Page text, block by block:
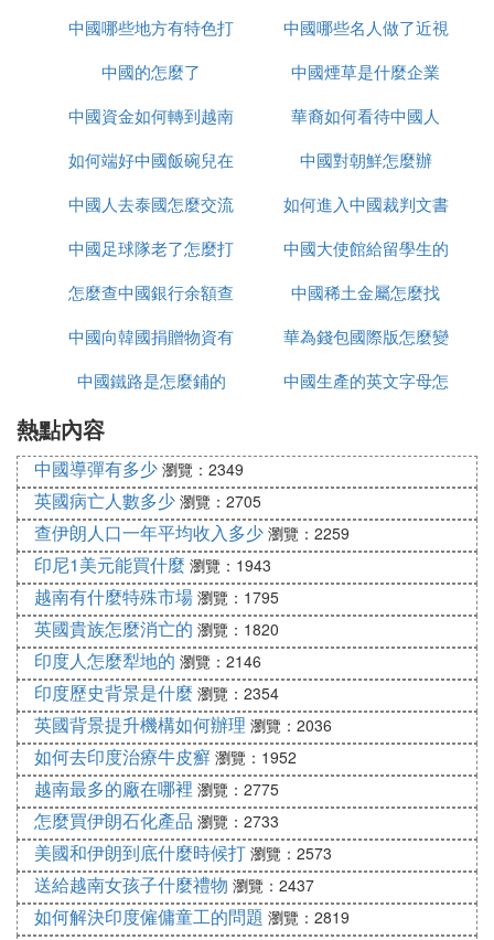
在以往的研究之中顯示，乙肝在1957-1989年這一段
時間之中，我們中國的乙肝感染幾率達到了史無前例
的14%；即使是在乙肝疫苗普及的今天。
前尚無辦法進行根治，演變出來的慢性肝炎或許就會
極大的提升肝癌的這一發病幾率，嚴重的影響我國人
陰霾。
我們的國家投入了無數的金錢與人力試圖進行挽救，
但是那些已經感染了乙肝的患者，我們也真的是無能
但是在經過這么多年的努力，已經從紅色（>8%）下
降到了6%左右，然而我們國家仍然是有著世界上面
以至於我們每一個中國人提及「大三陽」和「小三
陽」都惶恐不已，人們對於疾病的相關認知，總是更
多的傾向於「治療」。
但是「上醫治未病」，爛凳在醫學的領域，預防永遠
是性價比最高的一個辦法，希望所有的人永遠都記住
我們中國的這個「乙肝大國」的帽子。
時刻的提醒自己對於疾病預防的重要性，那些叫囂著
不打疫苗的人，或者是因為疫苗事件而不去打疫苗的
人，這不是蠢就是壞。
當然還有葯源性的肝損傷（ Drug-inced liver injury, D
ILI），其實葯源性的肝損傷在世界范圍之內並不是一
個比較罕見的疾病。其本身本來就是西葯導致的主要
副作用之一，同時也是大部分現代葯物臨床試驗失敗
的一個原因。
但是中葯所導致的肝損傷也算得上是我們中國獨有的
疾病了。最為重要的是，它的危害被人們遠遠的低估
了。
的
中國哪些地方有特色打
鼓
中國哪些名人做了近視
手術
中國的怎麼了
中國煙草是什麼企業
中國資金如何轉到越南
炒股
華裔如何看待中國人
如何端好中國飯碗兒在
線播放
中國對朝鮮怎麼辦
中國人去泰國怎麼交流
如何進入中國裁判文書
網官網
中國足球隊老了怎麼打
亞洲杯
中國大使館給留學生的
健康包有什麼
怎麼查中國銀行余額查
詢
中國稀土金屬怎麼找
中國向韓國捐贈物資有
哪些
華為錢包國際版怎麼變
為中國版
中國鐵路是怎麼鋪的
中國生產的英文字母怎
熱點內容
中國導彈有多少 瀏覽：2349
英國病亡人數多少 瀏覽：2705
查伊朗人口一年平均收入多少 瀏覽：2259
印尼1美元能買什麼 瀏覽：1943
越南有什麼特殊市場 瀏覽：1795
英國貴族怎麼消亡的 瀏覽：1820
印度人怎麼犁地的 瀏覽：2146
印度歷史背景是什麼 瀏覽：2354
英國背景提升機構如何辦理 瀏覽：2036
如何去印度治療牛皮癬 瀏覽：1952
越南最多的廠在哪裡 瀏覽：2775
怎麼買伊朗石化產品 瀏覽：2733
美國和伊朗到底什麼時候打 瀏覽：2573
送給越南女孩子什麼禮物 瀏覽：2437
如何解決印度僱傭童工的問題 瀏覽：2819